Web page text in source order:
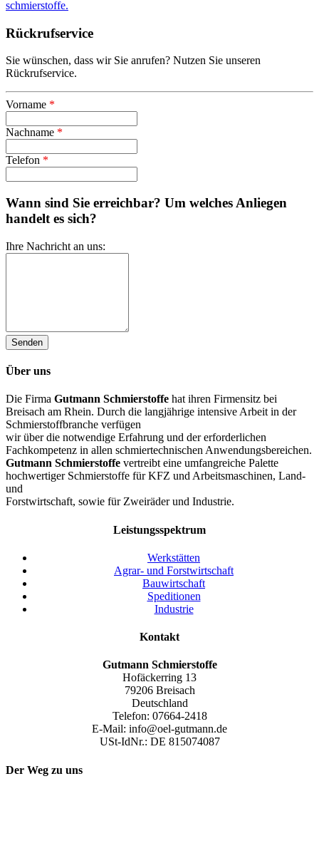
schmierstoffe.
Rückrufservice
Sie wünschen, dass wir Sie anrufen? Nutzen Sie unseren
Rückrufservice.
Vorname *
Nachname *
Telefon *
Wann sind Sie erreichbar? Um welches Anliegen
handelt es sich?
Ihre Nachricht an uns:
Über uns
Die Firma Gutmann Schmierstoffe hat ihren Firmensitz bei
Breisach am Rhein. Durch die langjährige intensive Arbeit in der
Schmierstoffbranche verfügen
wir über die notwendige Erfahrung und der erforderlichen
Fachkompetenz in allen schmiertechnischen Anwendungsbereichen.
Gutmann Schmierstoffe vertreibt eine umfangreiche Palette
hochwertiger Schmierstoffe für KFZ und Arbeitsmaschinen, Land-
und
Forstwirtschaft, sowie für Zweiräder und Industrie.
Leistungsspektrum
Werkstätten
Agrar- und Forstwirtschaft
Bauwirtschaft
Speditionen
Industrie
Kontakt
Gutmann Schmierstoffe
Hofäckerring 13
79206 Breisach
Deutschland
Telefon: 07664-2418
E-Mail: info@oel-gutmann.de
USt-IdNr.: DE 815074087
Der Weg zu uns